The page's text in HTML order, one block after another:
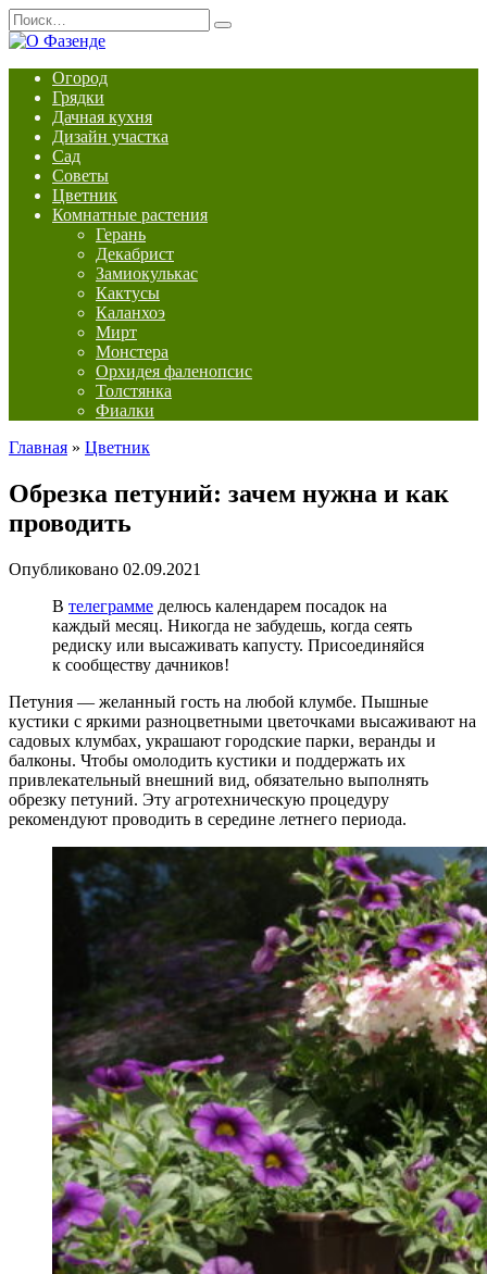
Перейти
к
содержанию
Search
for:
Огород
Грядки
Дачная кухня
Дизайн участка
Сад
Советы
Цветник
Комнатные растения
Герань
Декабрист
Замиокулькас
Кактусы
Каланхоэ
Мирт
Монстера
Орхидея фаленопсис
Толстянка
Фиалки
Главная » Цветник
Обрезка петуний: зачем нужна и как
проводить
Опубликовано 02.09.2021
В телеграмме делюсь календарем посадок на
каждый месяц. Никогда не забудешь, когда сеять
редиску или высаживать капусту. Присоединяйся
к сообществу дачников!
Петуния — желанный гость на любой клумбе. Пышные
кустики с яркими разноцветными цветочками высаживают на
садовых клумбах, украшают городские парки, веранды и
балконы. Чтобы омолодить кустики и поддержать их
привлекательный внешний вид, обязательно выполнять
обрезку петуний. Эту агротехническую процедуру
рекомендуют проводить в середине летнего периода.